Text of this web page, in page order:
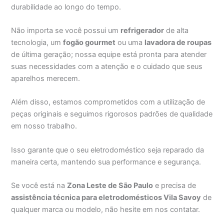
durabilidade ao longo do tempo.
Não importa se você possui um refrigerador de alta
tecnologia, umfogão gourmet ou uma lavadora de roupas
de última geração; nossa equipe está pronta para atender
suas necessidades com a atenção e o cuidado que seus
aparelhos merecem.
Além disso, estamos comprometidos com a utilização de
peças originais e seguimos rigorosos padrões de qualidade
em nosso trabalho.
Isso garante que o seu eletrodoméstico seja reparado da
maneira certa, mantendo sua performance e segurança.
Se você está naZona Leste de São Paulo e precisa de
assistência técnica para eletrodomésticos Vila Savoy de
qualquer marca ou modelo, não hesite em nos contatar.